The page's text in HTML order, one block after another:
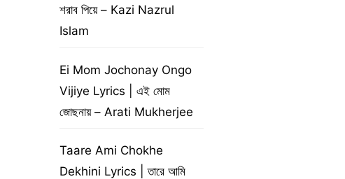
শরাব পিয়ে – Kazi Nazrul
Islam
Ei Mom Jochonay Ongo
Vijiye Lyrics | এই মোম
জোছনায় – Arati Mukherjee
Taare Ami Chokhe
Dekhini Lyrics | তারে আমি